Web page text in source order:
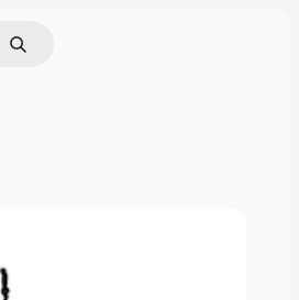
Bild suchen
Suchen